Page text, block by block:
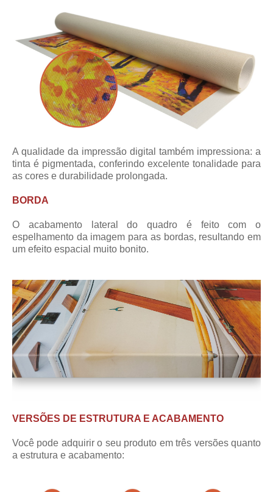
A qualidade da impressão digital também impressiona: a
tinta é pigmentada, conferindo excelente tonalidade para
as cores e durabilidade prolongada.
BORDA
O acabamento lateral do quadro é feito com o
espelhamento da imagem para as bordas, resultando em
um efeito espacial muito bonito.
VERSÕES DE ESTRUTURA E ACABAMENTO
Você pode adquirir o seu produto em três versões quanto
a estrutura e acabamento: